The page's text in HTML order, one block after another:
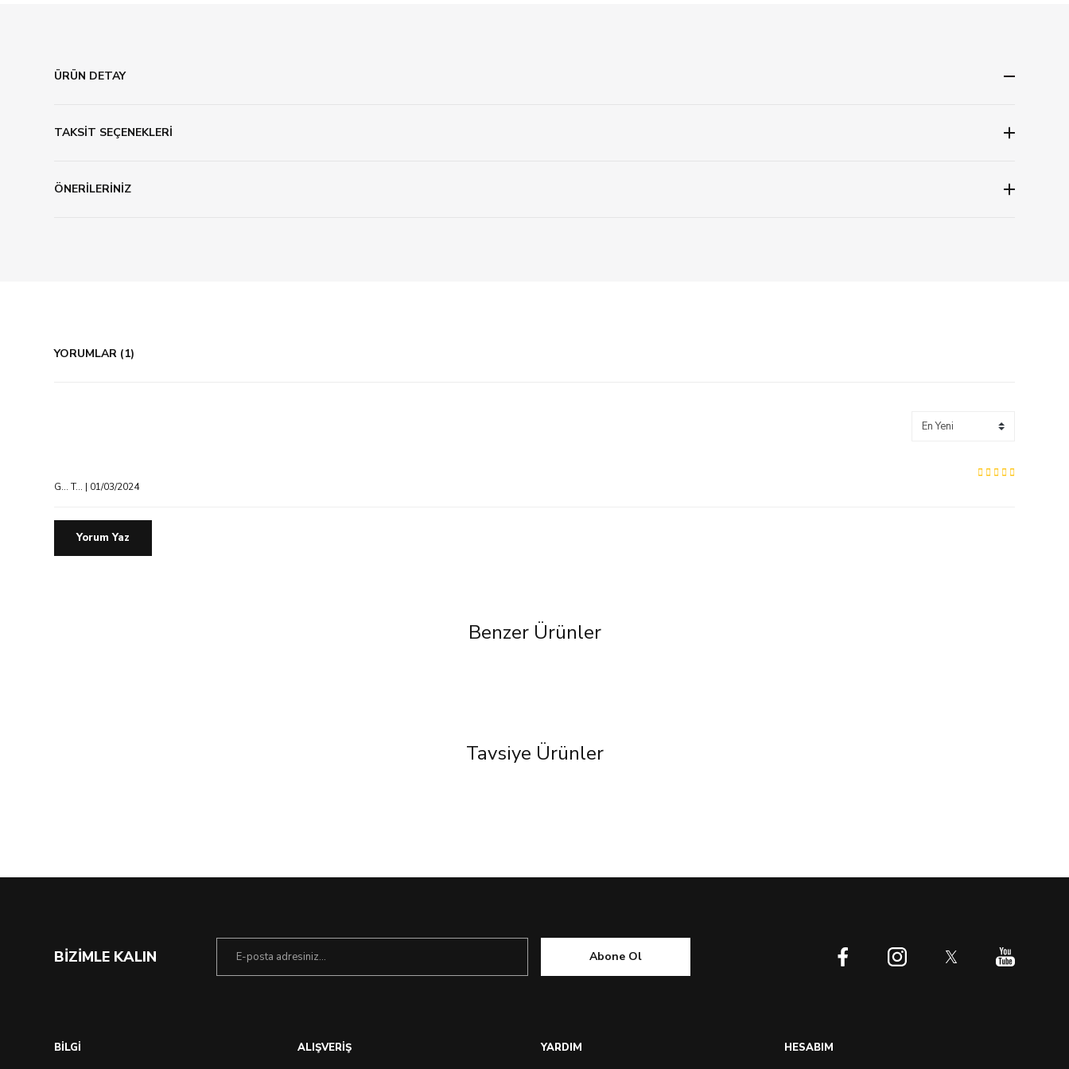
ÜRÜN DETAY
TAKSİT SEÇENEKLERİ
ÖNERİLERİNİZ
YORUMLAR (1)
G... T... | 01/03/2024
Yorum Yaz
Benzer Ürünler
Tavsiye Ürünler
Çok Yakında
BİZİMLE KALIN Abone Ol
BİLGİ ALIŞVERİŞ YARDIM HESABIM